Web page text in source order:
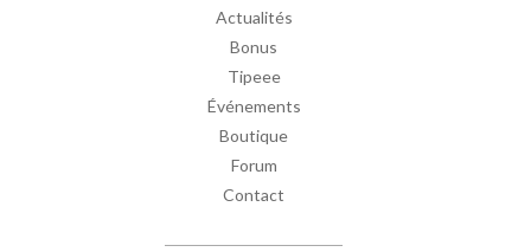
Actualités
Bonus
Tipeee
Événements
Boutique
Forum
Contact